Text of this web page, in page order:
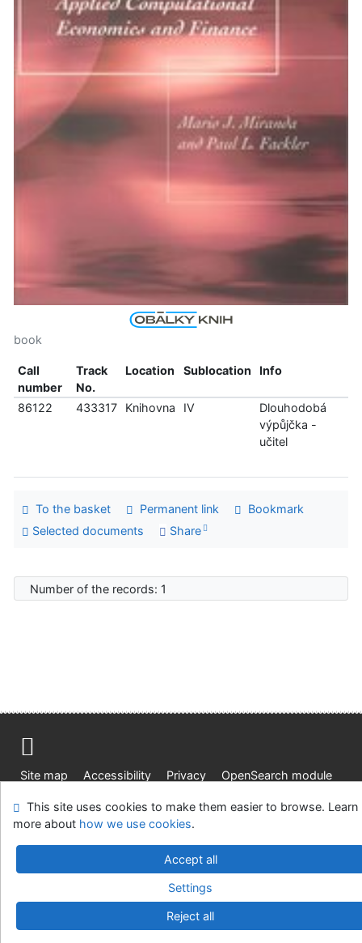
book
Call
number
Track
No.
Location Sublocation Info
86122 433317 Knihovna IV
Dlouhodobá
výpůjčka -
učitel
To the basket Permanent link
Bookmark
Selected documents
Share
Number of the records: 1
Site map Accessibility Privacy
OpenSearch module
v.4.8.63a-Cosmotron Slovakia, s.r.o.
This site uses cookies to make them easier to browse. Learn
more about how we use cookies.
Accept all
Settings
Reject all